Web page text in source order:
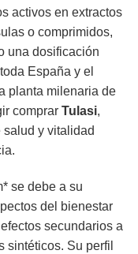
activos en extractos
o comprimidos,
una dosificación
España y el
planta milenaria de
comprar Tulasi,
salud y vitalidad
se debe a su
del bienestar
secundarios a
sintéticos. Su perfil